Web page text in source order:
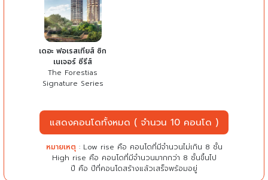
เดอะ ฟอเรสเทียส์ ซิก
เนเจอร์ ซีรีส์
The Forestias
Signature Series
แสดงคอนโดทั้งหมด ( จำนวน 10 คอนโด )
หมายเหตุ : Low rise คือ คอนโดที่มีจำนวนไม่เกิน 8 ชั้น
High rise คือ คอนโดที่มีจำนวนมากกว่า 8 ชั้นขึ้นไป
ปี คือ ปีที่คอนโดสร้างแล้วเสร็จพร้อมอยู่